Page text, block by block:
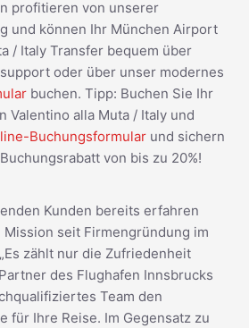
profitieren von unserer
und können Ihr München Airport
/ Italy Transfer bequem über
oder über unser modernes
buchen. Tipp: Buchen Sie Ihr
Valentino alla Muta / Italy und
Buchungsformular und sichern
von bis zu 20%!
Kunden bereits erfahren
seit Firmengründung im
zählt nur die Zufriedenheit
des Flughafen Innsbrucks
Team den
für Ihre Reise. Im Gegensatz zu